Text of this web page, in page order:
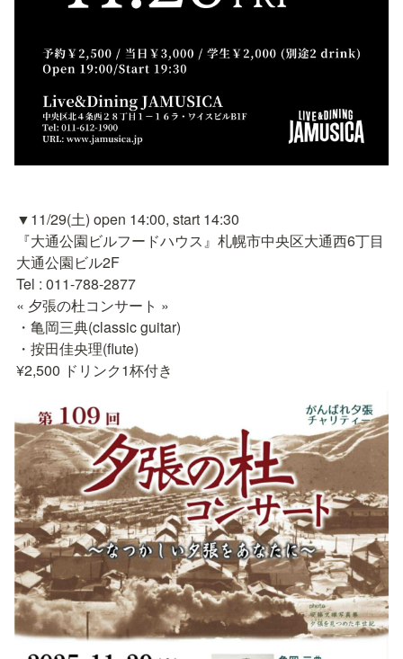
▼11/29(土) open 14:00, start 14:30
『大通公園ビルフードハウス』札幌市中央区大通西6丁目
大通公園ビル2F
Tel : 011-788-2877
« 夕張の杜コンサート »
・亀岡三典(classic guitar)
・按田佳央理(flute)
¥2,500 ドリンク1杯付き